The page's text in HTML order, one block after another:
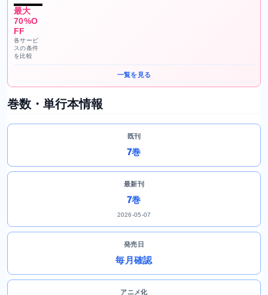
最大
70%O
FF
各サービ
スの条件
を比較
一覧を見る
巻数・単行本情報
既刊
7巻
最新刊
7巻
2026-05-07
発売日
毎月確認
アニメ化